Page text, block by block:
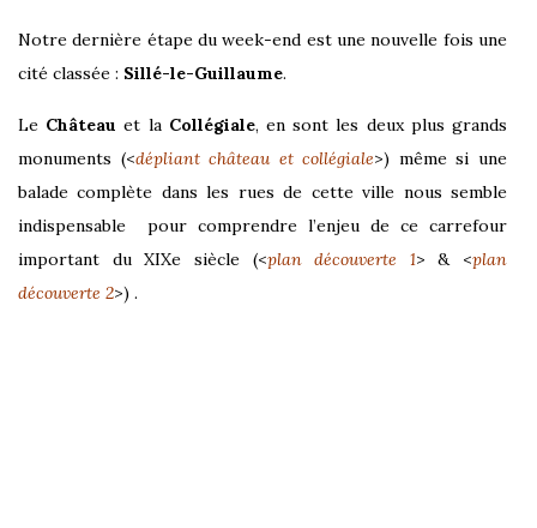
Notre dernière étape du week-end est une nouvelle fois une
cité classée : Sillé-le-Guillaume.
Le Château et la Collégiale, en sont les deux plus grands
monuments (<dépliant château et collégiale>) même si une
balade complète dans les rues de cette ville nous semble
indispensable
pour comprendre l’enjeu de ce carrefour
important du XIXe siècle (<plan découverte 1> & <plan
découverte 2>) .